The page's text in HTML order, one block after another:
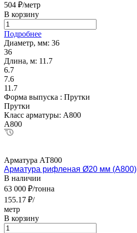
504 ₽/метр
В корзину
Подробнее
Диаметр, мм: 36
36
Длина, м: 11.7
6.7
7.6
11.7
Форма выпуска : Прутки
Прутки
Класс арматуры: А800
А800
Арматура АТ800
Арматура рифленая Ø20 мм (А800)
В наличии
63 000 ₽/тонна
155.17 ₽/
метр
В корзину